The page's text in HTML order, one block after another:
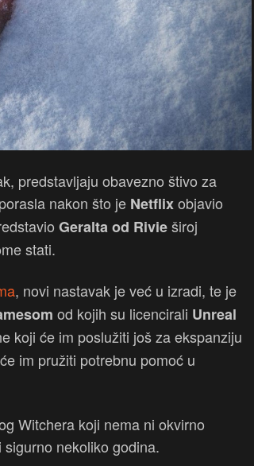
predstavljaju obavezno štivo za
nakon što je Netflixobjavio
Geralta od Rivieširoj
stati.
, novi nastavak je već u izradi, te je
od kojih su licencirali Unreal
koji će im poslužiti još za ekspanziju
im pružiti potrebnu pomoć u
Witchera koji nema ni okvirno
nekoliko godina.